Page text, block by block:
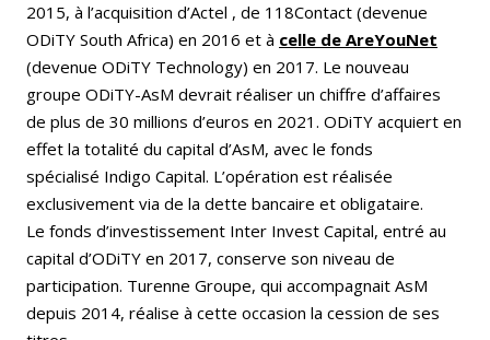
2015, à l’acquisition d’Actel , de 118Contact (devenue
ODiTY South Africa) en 2016 et à celle de AreYouNet
(devenue ODiTY Technology) en 2017. Le nouveau
groupe ODiTY-AsM devrait réaliser un chiffre d’affaires
de plus de 30 millions d’euros en 2021. ODiTY acquiert en
effet la totalité du capital d’AsM, avec le fonds
spécialisé Indigo Capital. L’opération est réalisée
exclusivement via de la dette bancaire et obligataire.
Le fonds d’investissement Inter Invest Capital, entré au
capital d’ODiTY en 2017, conserve son niveau de
participation. Turenne Groupe, qui accompagnait AsM
depuis 2014, réalise à cette occasion la cession de ses